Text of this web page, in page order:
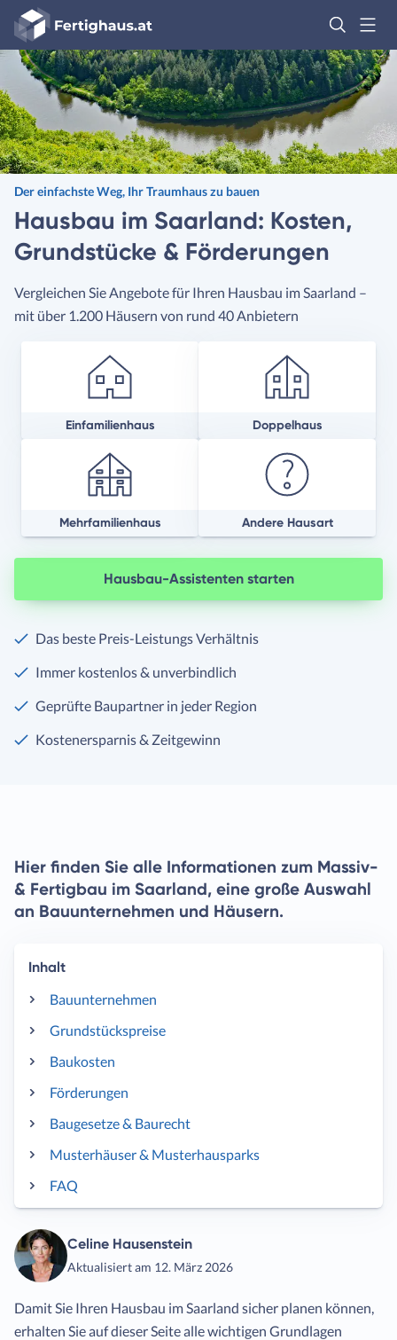
Fertighaus
Logo
Anmelden
Der einfachste Weg, Ihr Traumhaus zu bauen
Hausbau im Saarland: Kosten,
Grundstücke & Förderungen
Vergleichen Sie Angebote für Ihren Hausbau im Saarland –
mit über 1.200 Häusern von rund 40 Anbietern
Einfamilienhaus Doppelhaus
Mehrfamilienhaus Andere Hausart
Hausbau-Assistenten starten
Das beste Preis-Leistungs Verhältnis
Immer kostenlos & unverbindlich
Geprüfte Baupartner in jeder Region
Kostenersparnis & Zeitgewinn
Hier finden Sie alle Informationen zum Massiv-
& Fertigbau im Saarland, eine große Auswahl
an Bauunternehmen und Häusern.
Inhalt
Bauunternehmen
Grundstückspreise
Baukosten
Förderungen
Baugesetze & Baurecht
Musterhäuser & Musterhausparks
FAQ
Celine Hausenstein
Aktualisiert am 12. März 2026
Damit Sie Ihren Hausbau im Saarland sicher planen können,
erhalten Sie auf dieser Seite alle wichtigen Grundlagen